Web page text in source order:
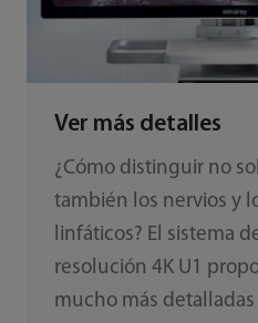
Ver más detalles
¿Cómo distinguir no
también los nervios y
linfáticos? El sistema
resolución 4K U1
mucho más detalladas